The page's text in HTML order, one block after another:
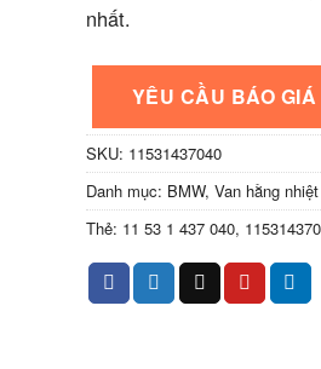
nhất.
YÊU CẦU BÁO GIÁ
SKU: 11531437040
Danh mục: BMW, Van hằng nhiệt
Thẻ: 11 53 1 437 040,